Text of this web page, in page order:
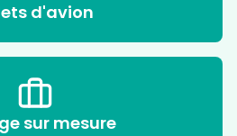
d'avion
sur mesure